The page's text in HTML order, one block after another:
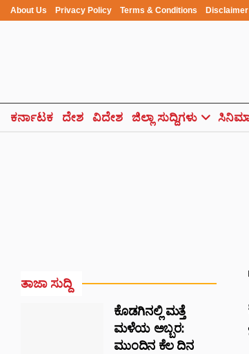
About Us Privacy Policy Terms & Conditions Disclaimer
ಕರ್ನಾಟಕ ದೇಶ ವಿದೇಶ ಜಿಲ್ಲಾ ಸುದ್ದಿಗಳು
ತಾಜಾ ಸುದ್ದಿ
ಕೊಡಗಿನಲ್ಲಿ ಮತ್ತೆ
ಮಳೆಯ ಅಬ್ಬರ:
ಮುಂದಿನ ಕೆಲ ದಿನ